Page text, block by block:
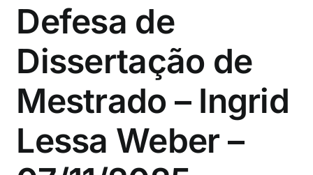
Defesa de
Dissertação de
Mestrado – Ingrid
Lessa Weber –